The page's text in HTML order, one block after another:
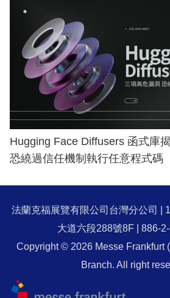
Hugging Face Diffusers 函式庫
恐繞過信任機制執行任意程式碼
法蘭克福展覽有限公司台灣分公司 |
大道六段288號8F | 886-
Copyright © 2026 Messe Frankfurt
Branch. All right